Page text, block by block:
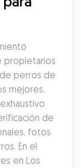
propietarios
perros de
mejores.
de
fotos
En el
en Los